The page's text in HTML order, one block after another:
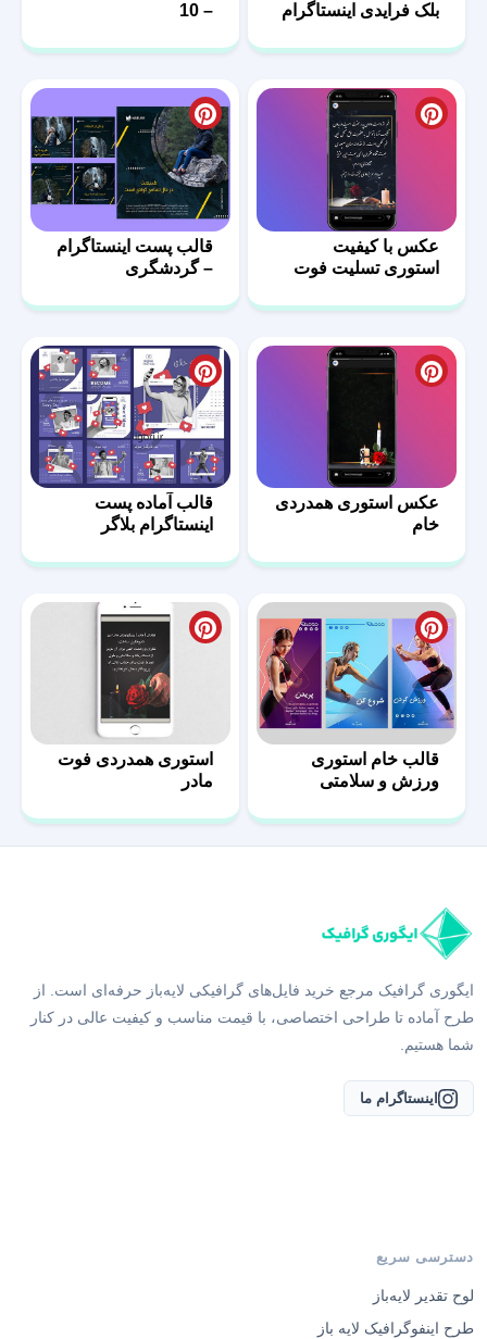
بلک فرایدی اینستاگرام
– 10
عکس با کیفیت
استوری تسلیت فوت
قالب پست اینستاگرام
– گردشگری
عکس استوری همدردی
خام
قالب آماده پست
اینستاگرام بلاگر
قالب خام استوری
ورزش و سلامتی
استوری همدردی فوت
مادر
ایگوری گرافیک مرجع خرید فایل‌های گرافیکی لایه‌باز حرفه‌ای است. از
طرح آماده تا طراحی اختصاصی، با قیمت مناسب و کیفیت عالی در کنار
شما هستیم.
اینستاگرام ما
دسترسی سریع
لوح تقدیر لایه‌باز
طرح اینفوگرافیک لایه باز